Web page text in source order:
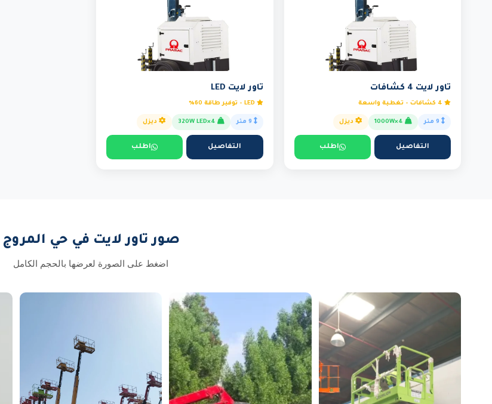
تاور لايت 4 كشافات
ديزل
التفاصيل اطلب
تاور لايت LED
LED - توفير طاقة 60%
ديزل
التفاصيل اطلب
صور تاور لايت في حي المروج
اضغط على الصورة لعرضها بالحجم الكامل